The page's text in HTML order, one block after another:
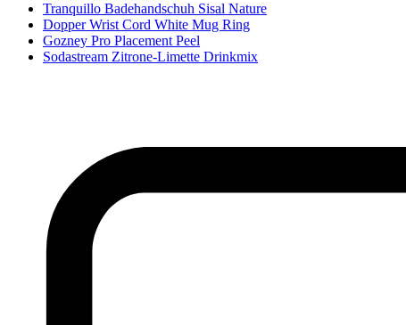
Tranquillo Badehandschuh Sisal Nature
Dopper Wrist Cord White Mug Ring
Gozney Pro Placement Peel
Sodastream Zitrone-Limette Drinkmix